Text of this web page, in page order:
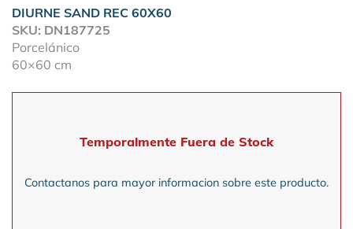
DIURNE SAND REC 60X60
SKU: DN187725
Porcelánico
60×60 cm
Temporalmente Fuera de Stock
Contactanos para mayor informacion sobre este producto.